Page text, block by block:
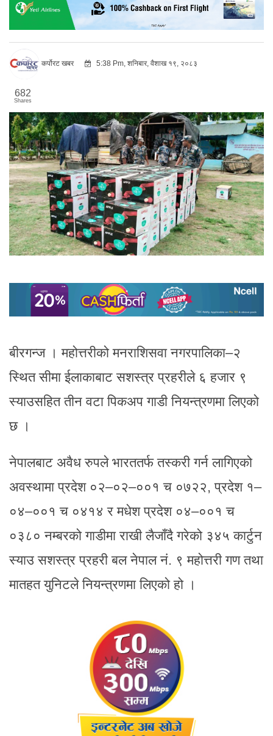
कर्पोरट खबर 5:38 Pm, शनिबार, वैशाख १९, २०८३
682
Shares
बीरगन्ज । महोत्तरीको मनराशिसवा नगरपालिका–२
स्थित सीमा ईलाकाबाट सशस्त्र प्रहरीले ६ हजार ९
स्याउसहित तीन वटा पिकअप गाडी नियन्त्रणमा लिएको
छ ।
नेपालबाट अवैध रुपले भारततर्फ तस्करी गर्न लागिएको
अवस्थामा प्रदेश ०२–०२–००१ च ०७२२, प्रदेश १–
०४–००१ च ०४१४ र मधेश प्रदेश ०४–००१ च
०३८० नम्बरको गाडीमा राखी लैजाँदै गरेको ३४५ कार्टुन
स्याउ सशस्त्र प्रहरी बल नेपाल नं. ९ महोत्तरी गण तथा
मातहत युनिटले नियन्त्रणमा लिएको हो ।